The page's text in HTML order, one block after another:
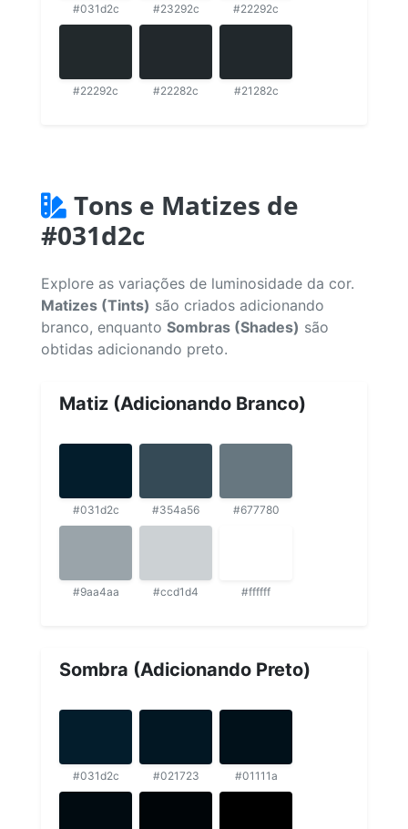
#031d2c #23292c #22292c
#22292c #22282c #21282c
Tons e Matizes de
#031d2c
Explore as variações de luminosidade da cor.
Matizes (Tints) são criados adicionando
branco, enquanto Sombras (Shades) são
obtidas adicionando preto.
Matiz (Adicionando Branco)
#031d2c #354a56 #677780
#9aa4aa #ccd1d4 #ffffff
Sombra (Adicionando Preto)
#031d2c #021723 #01111a